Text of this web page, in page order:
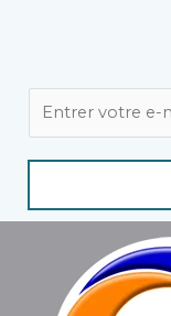
a
i
*